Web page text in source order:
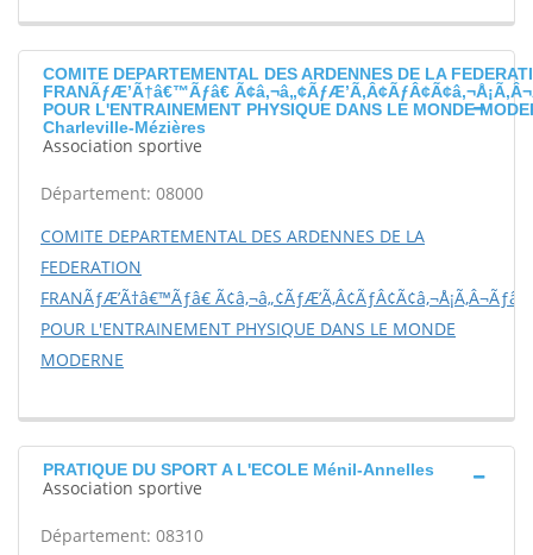
COMITE DEPARTEMENTAL DES ARDENNES DE LA
FRANÃƒÆ’Ã†â€™Ãƒâ€
POUR L'ENTRAINEMENT PHYSIQUE DANS LE MONDE
Charleville-Mézières
Association sportive
Département: 08000
COMITE DEPARTEMENTAL DES ARDENNES DE LA
FEDERATION
FRANÃƒÆ’Ã†â€™Ãƒâ€
POUR L'ENTRAINEMENT PHYSIQUE DANS LE MONDE
MODERNE
PRATIQUE DU SPORT A L'ECOLE Ménil-Annelles
Association sportive
Département: 08310